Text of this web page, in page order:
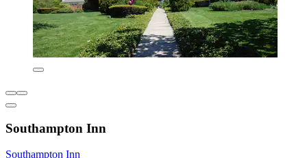
Southampton Inn
Southampton Inn